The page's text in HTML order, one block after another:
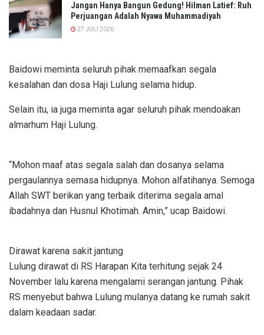
Jangan Hanya Bangun Gedung! Hilman Latief: Ruh
Perjuangan Adalah Nyawa Muhammadiyah
27 JULI 2026
Baidowi meminta seluruh pihak memaafkan segala
kesalahan dan dosa Haji Lulung selama hidup.
Selain itu, ia juga meminta agar seluruh pihak mendoakan
almarhum Haji Lulung.
“Mohon maaf atas segala salah dan dosanya selama
pergaulannya semasa hidupnya. Mohon alfatihanya. Semoga
Allah SWT berikan yang terbaik diterima segala amal
ibadahnya dan Husnul Khotimah. Amin,” ucap Baidowi.
Dirawat karena sakit jantung
Lulung dirawat di RS Harapan Kita terhitung sejak 24
November lalu karena mengalami serangan jantung. Pihak
RS menyebut bahwa Lulung mulanya datang ke rumah sakit
dalam keadaan sadar.